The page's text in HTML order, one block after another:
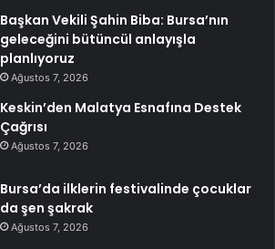
Başkan Vekili Şahin Biba: Bursa’nın
geleceğini bütüncül anlayışla
planlıyoruz
Ağustos 7, 2026
Keskin’den Malatya Esnafına Destek
Çağrısı
Ağustos 7, 2026
Bursa’da ilklerin festivalinde çocuklar
da şen şakrak
Ağustos 7, 2026